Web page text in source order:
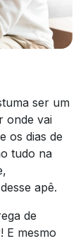
ser um
onde vai
os dias de
tudo na
apê.
de
E mesmo